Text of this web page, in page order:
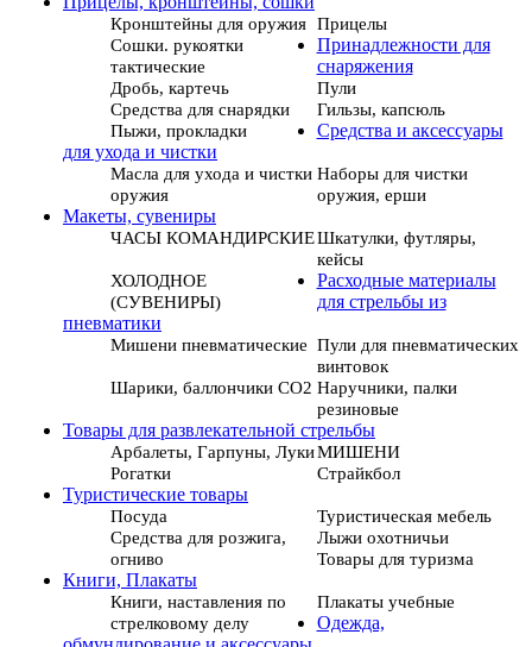
Кронштейны для оружия Прицелы
Сошки. рукоятки
тактические
Принадлежности для
снаряжения
Дробь, картечь
Пули
Средства для снарядки
Гильзы, капсюль
Пыжи, прокладки
Средства и аксессуары
для ухода и чистки
Масла для ухода и чистки
оружия
Наборы для чистки
оружия, ерши
Макеты, сувениры
ЧАСЫ КОМАНДИРСКИЕШкатулки, футляры,
кейсы
ХОЛОДНОЕ
(СУВЕНИРЫ)
Расходные материалы
для стрельбы из
пневматики
Мишени пневматические Пули для пневматических
винтовок
Шарики, баллончики СО2 Наручники, палки
резиновые
Товары для развлекательной стрельбы
Арбалеты, Гарпуны, ЛукиМИШЕНИ
Рогатки
Страйкбол
Туристические товары
Посуда
Туристическая мебель
Средства для розжига,
огниво
Лыжи охотничьи
Товары для туризма
Книги, Плакаты
Книги, наставления по
стрелковому делу
Плакаты учебные
Одежда,